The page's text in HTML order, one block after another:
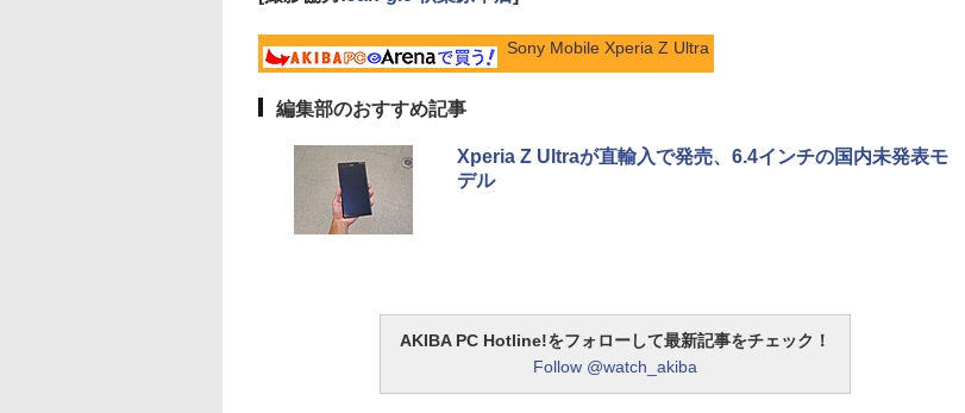
Sony Mobile Xperia Z Ultra
編集部のおすすめ記事
Xperia Z Ultraが直輸入で発売、6.4インチの国内未発表モ
デル
AKIBA PC Hotline!をフォローして最新記事をチェック！
Follow @watch_akiba